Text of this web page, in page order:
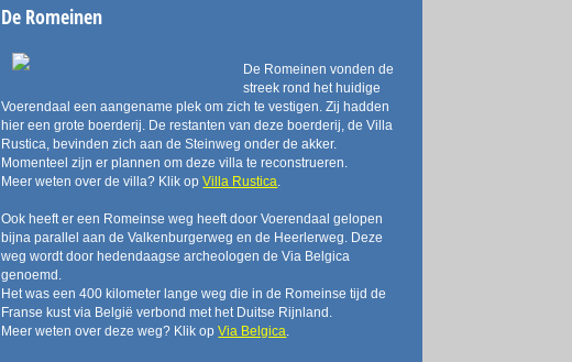
De Romeinen
De Romeinen vonden de
streek rond het huidige
Voerendaal een aangename plek om zich te vestigen. Zij hadden
hier een grote boerderij. De restanten van deze boerderij, de Villa
Rustica, bevinden zich aan de Steinweg onder de akker.
Momenteel zijn er plannen om deze villa te reconstrueren.
Meer weten over de villa? Klik opVilla Rustica.
Ook heeft er een Romeinse weg heeft door Voerendaal gelopen
bijna parallel aan de Valkenburgerweg en de Heerlerweg. Deze
weg wordt door hedendaagse archeologen de Via Belgica
genoemd.
Het was een 400 kilometer lange weg die in de Romeinse tijd de
Franse kust via België verbond met het Duitse Rijnland.
Meer weten over deze weg? Klik opVia Belgica.